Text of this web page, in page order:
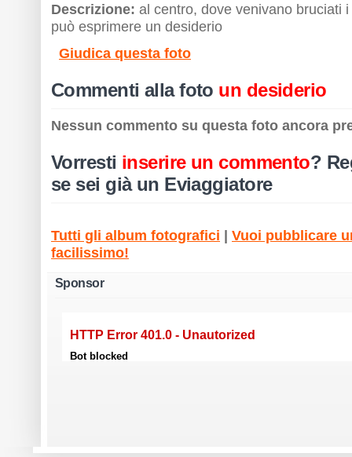
Descrizione: al centro, dove venivano bruciati
può esprimere un desiderio
Giudica questa foto
Commenti alla foto un desiderio
Nessun commento su questa foto ancora
Vorresti inserire un commento?
se sei già un Eviaggiatore
Tutti gli album fotografici | Vuoi pubblicare
facilissimo!
Sponsor